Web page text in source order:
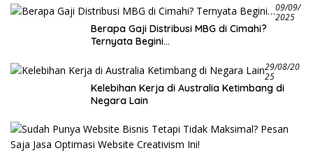
09/09/
2025
Berapa Gaji Distribusi MBG di Cimahi?
Ternyata Begini…
29/08/20
25
Kelebihan Kerja di Australia Ketimbang di
Negara Lain